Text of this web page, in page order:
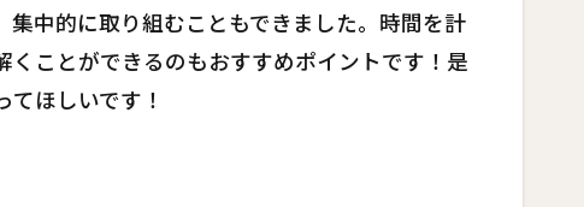
集中的に取り組むこともできました。時間を計
くことができるのもおすすめポイントです！是
ほしいです！